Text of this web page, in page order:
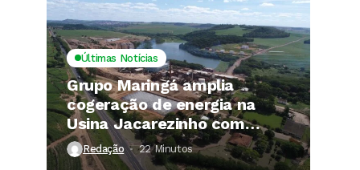
Últimas Notícias
Grupo Maringá amplia
cogeração de energia na
Usina Jacarezinho com
investimento de R$ 120
milhões
Redação 22 Minutos ⁮